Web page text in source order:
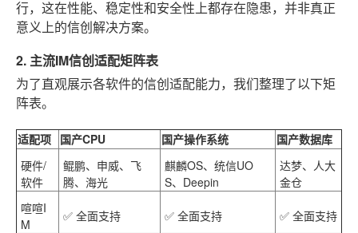
行，这在性能、稳定性和安全性上都存在隐患，并非真正
意义上的信创解决方案。
2. 主流IM信创适配矩阵表
为了直观展示各软件的信创适配能力，我们整理了以下矩
阵表。
适配项 国产CPU 国产操作系统
国产数据库
硬件/
软件
鲲鹏、申威、飞
腾、海光
麒麟OS、统信UO
S、Deepin
达梦、人大
金仓
喧喧I
M
✅ 全面支持 ✅ 全面支持 ✅ 全面支持